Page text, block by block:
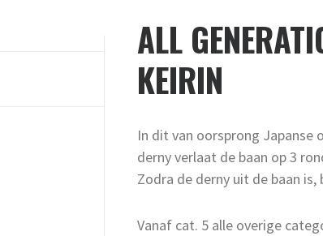
ALL
KEIRIN
In dit van oorsprong Japanse
derny verlaat de baan op 3
Zodra de derny uit de baan
Vanaf cat. 5 alle overige